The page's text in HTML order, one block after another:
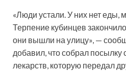
«Люди устали. У них нет еды,
Терпение кубинцев
они вышли на улицу», —
добавил, что собрал посылку
лекарств, которую передал